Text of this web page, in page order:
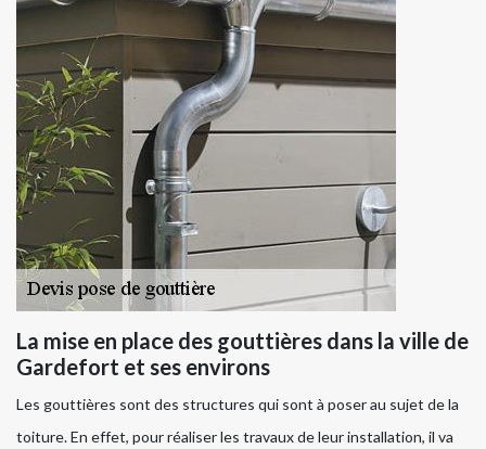
La mise en place des gouttières dans la ville de
Gardefort et ses environs
Les gouttières sont des structures qui sont à poser au sujet de la
toiture. En effet, pour réaliser les travaux de leur installation, il va